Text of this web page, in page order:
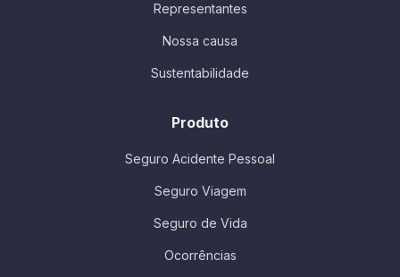
Representantes
Nossa causa
Sustentabilidade
Produto
Seguro Acidente Pessoal
Seguro Viagem
Seguro de Vida
Ocorrências